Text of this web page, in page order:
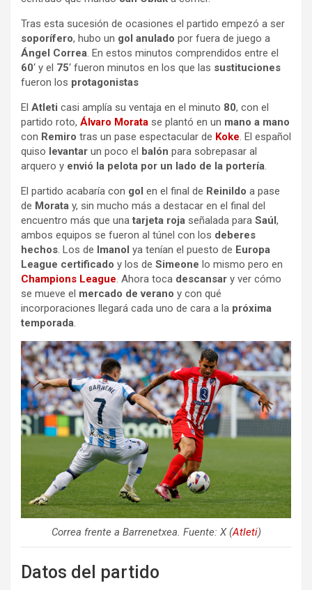
Tras esta sucesión de ocasiones el partido empezó a ser
soporífero, hubo un gol anulado por fuera de juego a
Ángel Correa . En estos minutos comprendidos entre el
60‘ y el 75‘ fueron minutos en los que las sustituciones
fueron los protagonistas
El Atleti casi amplía su ventaja en el minuto 80, con el
partido roto, Álvaro Morata se plantó en un mano a mano
con Remiro tras un pase espectacular de Koke . El español
quiso levantar un poco el balón para sobrepasar al
arquero y envió la pelota por un lado de la portería
El partido acabaría con gol en el final de Reinildo a pase
de Morata y, sin mucho más a destacar en el final del
encuentro más que unatarjeta roja señalada para Saúl,
ambos equipos se fueron al túnel con los deberes
hechos . Los de Imanol ya tenían el puesto de Europa
League certificado y los de Simeone lo mismo pero en
Champions League . Ahora toca descansar y ver cómo
se mueve el mercado de verano y con qué
incorporaciones llegará cada uno de cara a la próxima
temporada
Correa frente a Barrenetxea. Fuente: X (Atleti)
Datos del partido